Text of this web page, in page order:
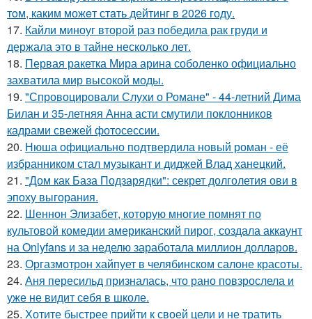
тoм, каким можeт стaть дейтинг в 2026 году.
17. Кайли миноуг второй раз победила рак груди и
держала это в тайне несколько лет.
18. Первая ракетка Мира арина соболенко официально
захватила мир высокой моды.
19. "Спровоцировали Слухи о Романе" - 44-летний Дима
Билан и 35-летняя Анна асти смутили поклонников
кадрами свежей фотосессии.
20. Нюша официально подтвердила новый роман - её
избранником стал музыкант и диджей Влад ханецкий.
21. "Дом как База Подзарядки": секрет долголетия ови в
эпоху выгорания.
22. Шеннон Элизабет, которую многие помнят по
культовой комедии американский пирог, создала аккаунт
на Onlyfans и за неделю заработала миллион долларов.
23. Оргазмотрон хайпует в челябинском салоне красоты.
24. Аня пересильд призналась, что рано повзрослела и
уже не видит себя в школе.
25. Хотите быстрее прийти к своей цели и не тратить